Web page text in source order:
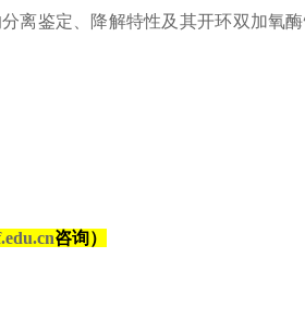
分离鉴定、降解特性及其开环双加氧
咨询）